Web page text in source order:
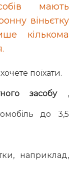
мають
віньєтку
кількома
поїхати.
засобу ,
до 3,5
наприклад,